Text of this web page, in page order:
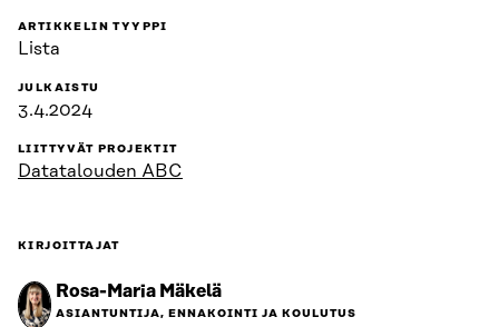
ARTIKKELIN TYYPPI
Lista
JULKAISTU
3.4.2024
LIITTYVÄT PROJEKTIT
Datatalouden ABC
KIRJOITTAJAT
Rosa-Maria Mäkelä
ASIANTUNTIJA, ENNAKOINTI JA KOULUTUS